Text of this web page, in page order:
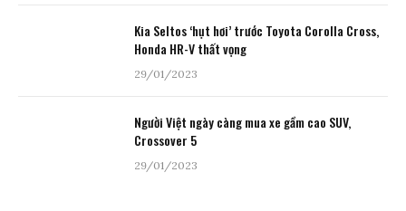
Kia Seltos ‘hụt hơi’ trước Toyota Corolla Cross,
Honda HR-V thất vọng
29/01/2023
Người Việt ngày càng mua xe gầm cao SUV,
Crossover 5
29/01/2023